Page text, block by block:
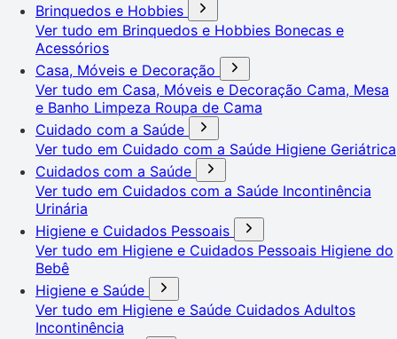
Brinquedos e Hobbies
Ver tudo em Brinquedos e Hobbies Bonecas e
Acessórios
Casa, Móveis e Decoração
Ver tudo em Casa, Móveis e Decoração Cama, Mesa
e Banho Limpeza Roupa de Cama
Cuidado com a Saúde
Ver tudo em Cuidado com a Saúde Higiene Geriátrica
Cuidados com a Saúde
Ver tudo em Cuidados com a Saúde Incontinência
Urinária
Higiene e Cuidados Pessoais
Ver tudo em Higiene e Cuidados Pessoais Higiene do
Bebê
Higiene e Saúde
Ver tudo em Higiene e Saúde Cuidados Adultos
Incontinência